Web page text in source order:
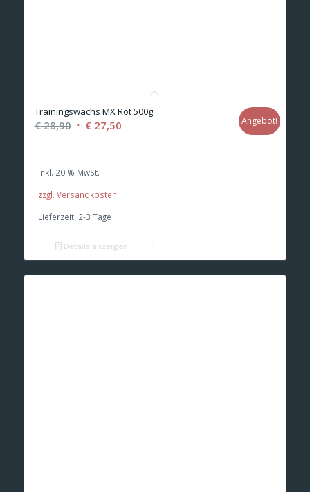
Trainingswachs MX Rot 500g
€28,90 Ursprünglicher
€ 28,90
€27,50Aktueller
Angebot!
inkl. 20 % MwSt.
zzgl. Versandkosten
Lieferzeit: 2-3 Tage
Details anzeigen